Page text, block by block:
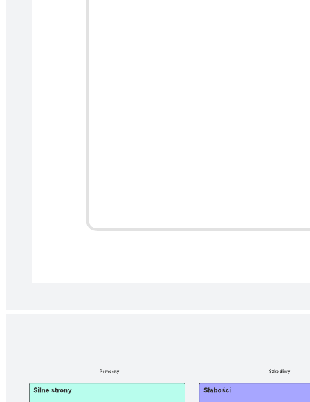
Uszereguj pomysły na inicjatywy AI na macierzy 2x2, porównując